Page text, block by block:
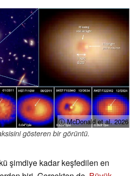
ⓘ McDonald et al. 2026
gösteren bir görüntü.
şimdiye kadar keşfedilen en